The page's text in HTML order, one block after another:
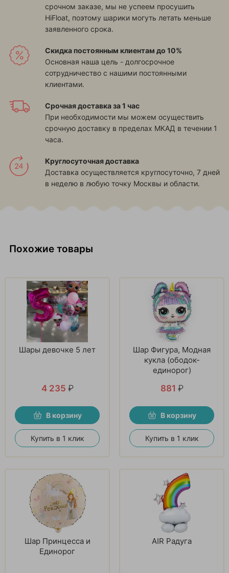
срочном заказе, мы не успеем просушить
HiFloat, поэтому шарики могуть летать меньше
заявленного срока.
Скидка постоянным клиентам до 10%
Основная наша цель - долгосрочное
сотрудничество с нашими постоянными
клиентами.
Срочная доставка за 1 час
При необходимости мы можем осуществить
срочную доставку в пределах МКАД в течении 1
часа.
Круглосуточная доставка
Доставка осуществляется круглосуточно, 7 дней
в неделю в любую точку Москвы и области.
Похожие товары
Шары девочке 5 лет
4 235 ₽
В корзину
Купить в 1 клик
Шар Фигура, Модная
кукла (ободок-
единорог)
881 ₽
В корзину
Купить в 1 клик
Шар Принцесса и
Единорог
AIR Радуга